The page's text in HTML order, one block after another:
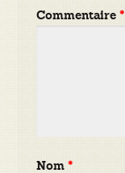
Commentaire*
Nom*